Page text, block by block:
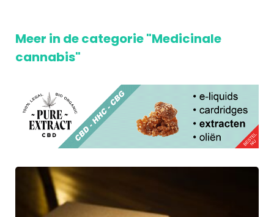
Meer in de categorie "Medicinale
cannabis"